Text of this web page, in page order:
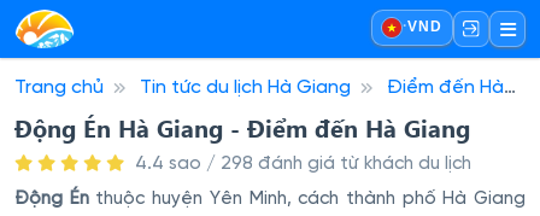
·VND
Trang chủ Tin tức du lịch Hà Giang
Điểm đến Hà
Giang
Động Én Hà Giang - Điểm đến Hà Giang
Động Én Hà Giang - Điểm đến Hà Giang
4.4 sao / 298 đánh giá từ khách du lịch
Động Énthuộc huyện Yên Minh, cách thành phố Hà Giang